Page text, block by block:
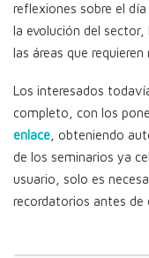
reflexiones sobre el
la evolución del
las áreas que requieren
Los interesados
completo, con los
enlace , obteniendo
de los seminarios ya
usuario, solo es
recordatorios antes de